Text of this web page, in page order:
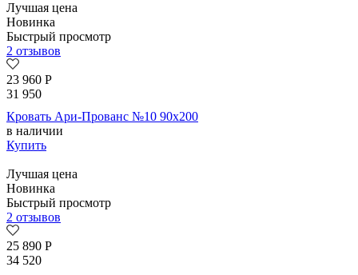
Лучшая цена
Новинка
Быстрый просмотр
2 отзывов
23 960 Р
31 950
Кровать Ари-Прованс №10 90х200
в наличии
Купить
Лучшая цена
Новинка
Быстрый просмотр
2 отзывов
25 890 Р
34 520